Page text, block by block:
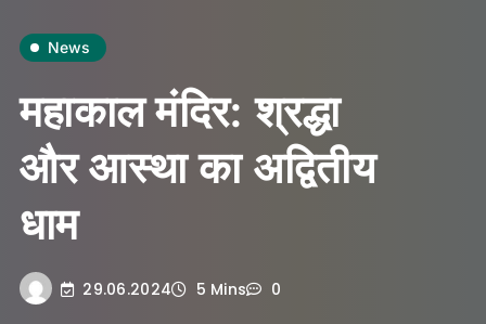
News
महाकाल मंदिर: श्रद्धा
और आस्था का अद्वितीय
धाम
29.06.2024 5 Mins 0